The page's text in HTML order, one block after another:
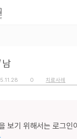
남
0 치료사례
보기 위해서는 로그인